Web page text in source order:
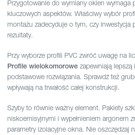
Przygotowanie do wymiany okien wymaga
kluczowych aspektów. Właściwy wybór
montażu zadecyduje o tym, czy inwestycja
rezultaty.
Przy wyborze profili PVC zwróć uwagę na
Profile wielokomorowe zapewniają lepszą
podstawowe rozwiązania. Sprawdź też
wpływają na trwałość całej konstrukcji.
Szyby to równie ważny element. Pakiety
niskoemisyjnymi i wypełnieniem argonem
parametry izolacyjne okna. Nie oszczędzaj